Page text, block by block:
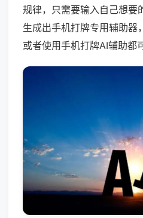
规律，只需要输入自己想要
生成出手机打牌专用辅助器
或者使用手机打牌AI辅助都